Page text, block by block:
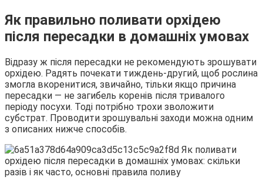
Як правильно поливати орхідею
після пересадки в домашніх умовах
Відразу ж після пересадки не рекомендують зрошувати
орхідею. Радять почекати тиждень-другий, щоб рослина
змогла вкоренитися, звичайно, тільки якщо причина
пересадки — не загибель коренів після тривалого
періоду посухи. Тоді потрібно трохи зволожити
субстрат. Проводити зрошувальні заходи можна одним
з описаних нижче способів.